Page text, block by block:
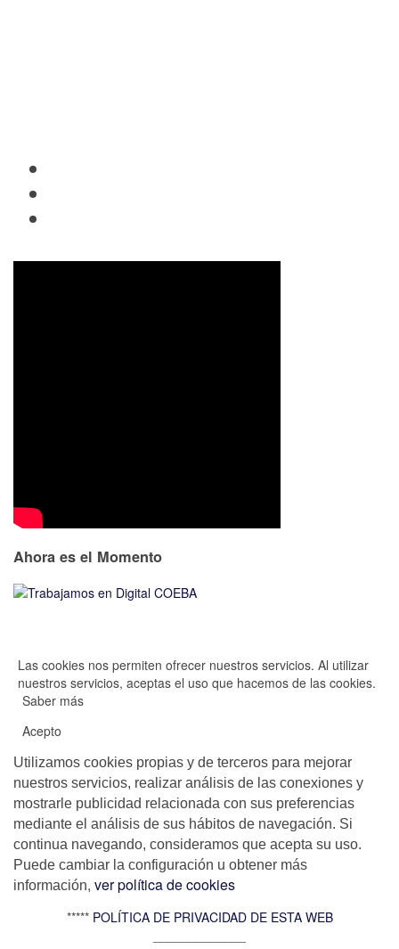
Ahora es el Momento
Las cookies nos permiten ofrecer nuestros servicios. Al utilizar
nuestros servicios, aceptas el uso que hacemos de las cookies.
Saber más
Acepto
Utilizamos cookies propias y de terceros para mejorar
nuestros servicios, realizar análisis de las conexiones y
mostrarle publicidad relacionada con sus preferencias
mediante el análisis de sus hábitos de navegación. Si
continua navegando, consideramos que acepta su uso.
Puede cambiar la configuración u obtener más
información, ver política de cookies
***** POLÍTICA DE PRIVACIDAD DE ESTA WEB